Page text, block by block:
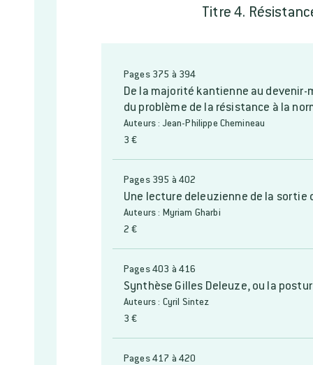
Titre 4.
Pages 375 à 394
De la majorité kantienne au
du problème de la résistance à la
Auteurs : Jean-Philippe Chemineau
3 €
Pages 395 à 402
Une lecture deleuzienne de la sortie
Auteurs : Myriam Gharbi
2 €
Pages 403 à 416
Synthèse Gilles Deleuze, ou la
Auteurs : Cyril Sintez
3 €
Pages 417 à 420